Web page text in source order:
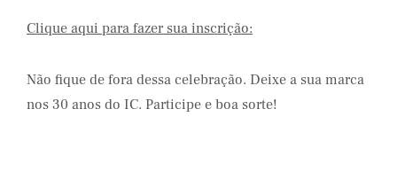
Clique aqui para fazer sua inscrição:
Não fique de fora dessa celebração. Deixe a sua marca
nos 30 anos do IC. Participe e boa sorte!